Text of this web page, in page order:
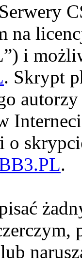
na
i
. Skrypt
.